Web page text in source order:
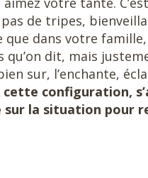
de tripes,
dans votre famille,
qu’on dit, mais
sur, l’enchante,
cette configuration,
sur la situation pour